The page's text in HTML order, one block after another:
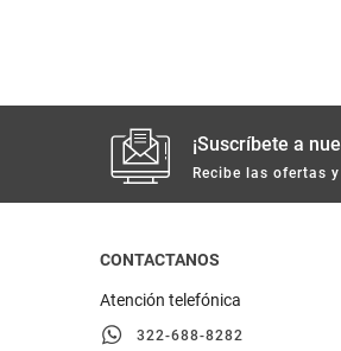
limpieza
otros
¡Suscríbete a
Recibe las ofertas
CONTACTANOS
Atención telefónica
322-688-8282